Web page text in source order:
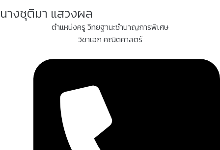
นางชุติมา แสวงผล
ตำแหน่งครู วิทยฐานะชำนาญการพิเศษ
วิชาเอก คณิตศาสตร์